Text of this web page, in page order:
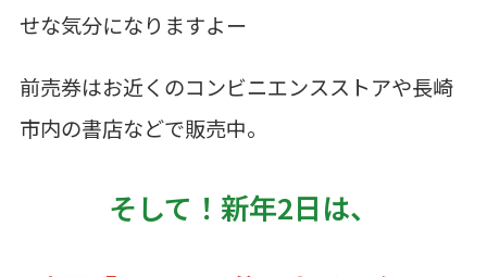
せな気分になりますよー
前売券はお近くのコンビニエンスストアや長崎
市内の書店などで販売中。
そして！新年2日は、